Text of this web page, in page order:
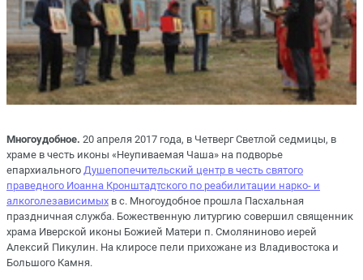
Многоудобное. 20 апреля 2017 года, в Четверг Светлой седмицы, в
храме в честь иконы «Неупиваемая Чаша» на подворье
епархиального Душепопечительский центр в честь святого
праведного Иоанна Кронштадтского по реабилитации нарко- и
алкоголезависимых в с. Многоудобное прошла Пасхальная
праздничная служба. Божественную литургию совершил священник
храма Иверской иконы Божией Матери п. Смоляниново иерей
Алексий Пикулин. На клиросе пели прихожане из Владивостока и
Большого Камня.